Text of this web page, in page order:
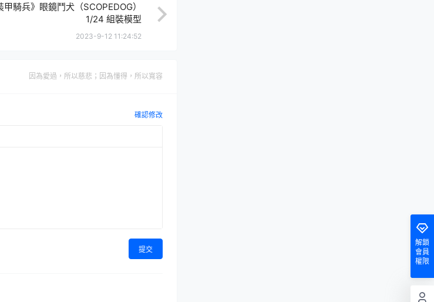
甲騎兵》眼鏡鬥犬（SCOPEDOG）
1/24 組裝模型
2023-9-12 11:24:52
因為愛過，所以慈悲；因為懂得，所以寬容
確認修改
提交
解鎖
會員
權限